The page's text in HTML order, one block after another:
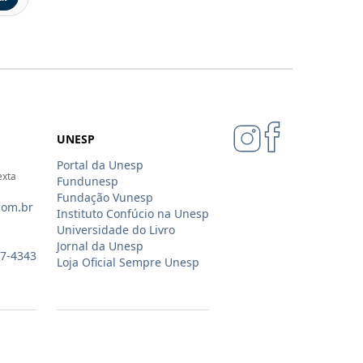
4343
UNESP
Portal da Unesp
Fundunesp
Fundação Vunesp
Instituto Confúcio na Unesp
Universidade do Livro
Jornal da Unesp
Loja Oficial Sempre Unesp